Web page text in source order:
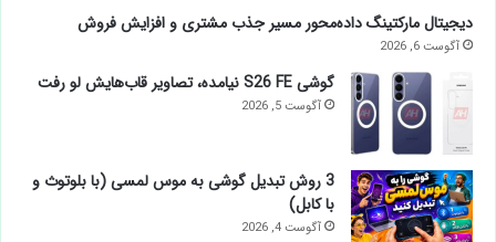
دیجیتال مارکتینگ داده‌محور مسیر جذب مشتری و افزایش فروش
آگوست 6, 2026
گوشی S26 FE نیامده، تصاویر قاب‌هایش لو رفت
آگوست 5, 2026
3 روش تبدیل گوشی به موس لمسی (با بلوتوث و
با کابل)
آگوست 4, 2026